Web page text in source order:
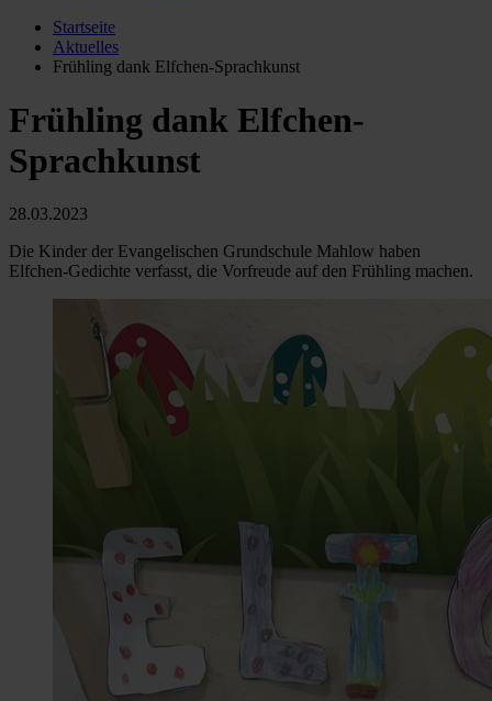
Startseite
Aktuelles
Frühling dank Elfchen-Sprachkunst
Frühling dank Elfchen-
Sprachkunst
28.03.2023
Die Kinder der Evangelischen Grundschule Mahlow haben
Elfchen-Gedichte verfasst, die Vorfreude auf den Frühling machen.